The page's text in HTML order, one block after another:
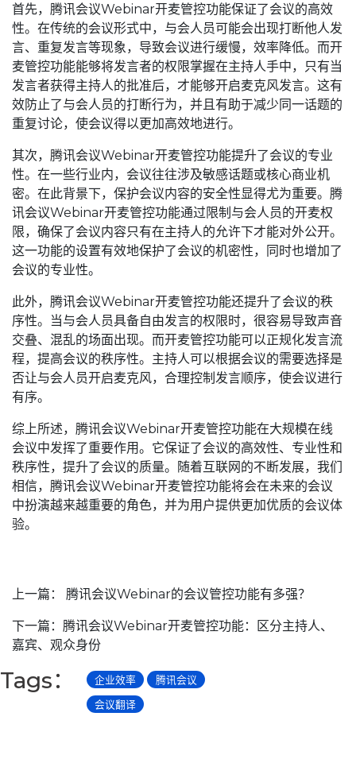
首先，腾讯会议Webinar开麦管控功能保证了会议的高效
性。在传统的会议形式中，与会人员可能会出现打断他人发
言、重复发言等现象，导致会议进行缓慢，效率降低。而开
麦管控功能能够将发言者的权限掌握在主持人手中，只有当
发言者获得主持人的批准后，才能够开启麦克风发言。这有
效防止了与会人员的打断行为，并且有助于减少同一话题的
重复讨论，使会议得以更加高效地进行。
其次，腾讯会议Webinar开麦管控功能提升了会议的专业
性。在一些行业内，会议往往涉及敏感话题或核心商业机
密。在此背景下，保护会议内容的安全性显得尤为重要。腾
讯会议Webinar开麦管控功能通过限制与会人员的开麦权
限，确保了会议内容只有在主持人的允许下才能对外公开。
这一功能的设置有效地保护了会议的机密性，同时也增加了
会议的专业性。
此外，腾讯会议Webinar开麦管控功能还提升了会议的秩
序性。当与会人员具备自由发言的权限时，很容易导致声音
交叠、混乱的场面出现。而开麦管控功能可以正规化发言流
程，提高会议的秩序性。主持人可以根据会议的需要选择是
否让与会人员开启麦克风，合理控制发言顺序，使会议进行
有序。
综上所述，腾讯会议Webinar开麦管控功能在大规模在线
会议中发挥了重要作用。它保证了会议的高效性、专业性和
秩序性，提升了会议的质量。随着互联网的不断发展，我们
相信，腾讯会议Webinar开麦管控功能将会在未来的会议
中扮演越来越重要的角色，并为用户提供更加优质的会议体
验。
上一篇： 腾讯会议Webinar的会议管控功能有多强？
下一篇： 腾讯会议Webinar开麦管控功能：区分主持人、
嘉宾、观众身份
Tags： 企业效率 腾讯会议
会议翻译